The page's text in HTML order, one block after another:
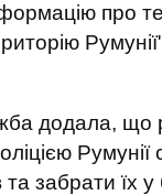
про
додала, що
Румунії
та забрати їх